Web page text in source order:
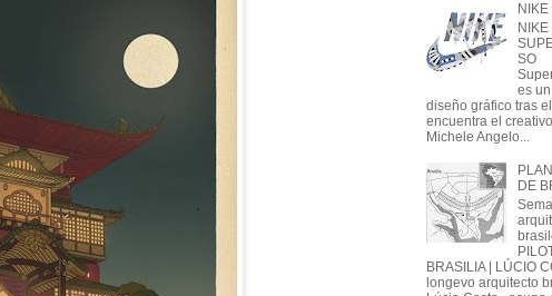
NIKE
SO
es
diseño gráfico tras
encuentra el
Michele Angelo...
DE
BRASILIA | LÚCIO
longevo arquitecto